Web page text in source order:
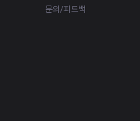
문의/피드백